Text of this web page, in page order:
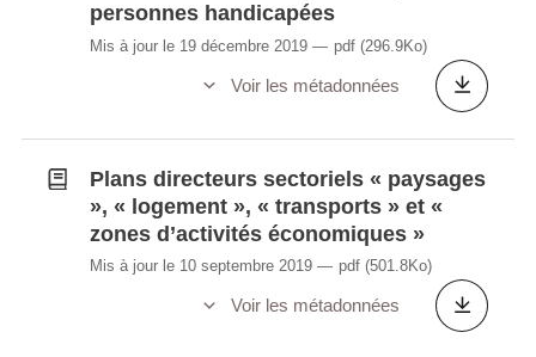
personnes handicapées
Mis à jour le 19 décembre 2019 pdf (296.9Ko)
Voir les métadonnées
Plans directeurs sectoriels « paysages
», « logement », « transports » et «
zones d’activités économiques »
Mis à jour le 10 septembre 2019 pdf (501.8Ko)
Voir les métadonnées